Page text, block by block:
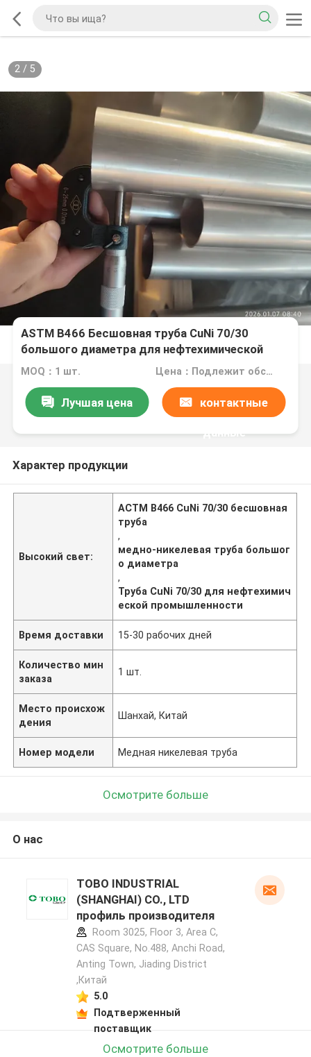
2/ 5
ASTM B466 Бесшовная труба CuNi 70/30
большого диаметра для нефтехимической
промышленности
MOQ：1 шт. Цена：Подлежит обсуждению
Лучшая цена контактные
данные
Характер продукции
Высокий свет:
АСТМ B466 CuNi 70/30 бесшовная
труба
,
медно-никелевая труба большог
о диаметра
,
Труба CuNi 70/30 для нефтехимич
еской промышленности
Время доставки 15-30 рабочих дней
Количество мин
заказа
1 шт.
Место происхож
дения
Шанхай, Китай
Номер модели Медная никелевая труба
Осмотрите больше
О нас
TOBO INDUSTRIAL
(SHANGHAI) CO., LTD
профиль производителя
Room 3025, Floor 3, Area C,
CAS Square, No.488, Anchi Road,
Anting Town, Jiading District
,Китай
5.0
Подтверженный
поставщик
Осмотрите больше